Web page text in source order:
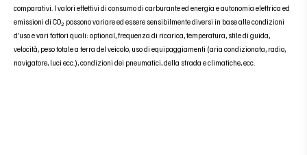
comparativi. I valori effettivi di consumo di carburante ed energia e autonomia elettrica ed
emissioni di CO2 possono variare ed essere sensibilmente diversi in base alle condizioni
d’uso e vari fattori quali: optional, frequenza di ricarica, temperatura, stile di guida,
velocità, peso totale a terra del veicolo, uso di equipaggiamenti (aria condizionata, radio,
navigatore, luci ecc.), condizioni dei pneumatici, della strada e climatiche, ecc.